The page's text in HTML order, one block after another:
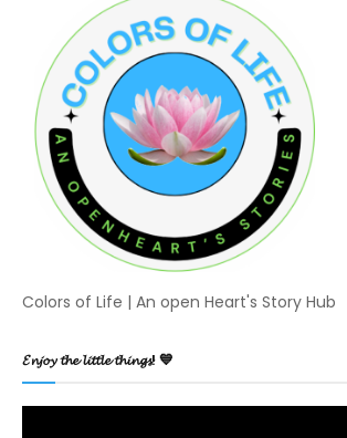
Colors of Life | An open Heart's Story Hub
𝓔𝓷𝓳𝓸𝔂 𝓽𝓱𝓮 𝓵𝓲𝓽𝓽𝓵𝓮 𝓽𝓱𝓲𝓷𝓰𝓼! 💙